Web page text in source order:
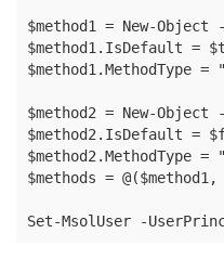
$method1 = New-
$method1.IsDefault =
$method1.MethodType =
$method2 = New-
$method2.IsDefault =
$method2.MethodType =
$methods = @($method1,